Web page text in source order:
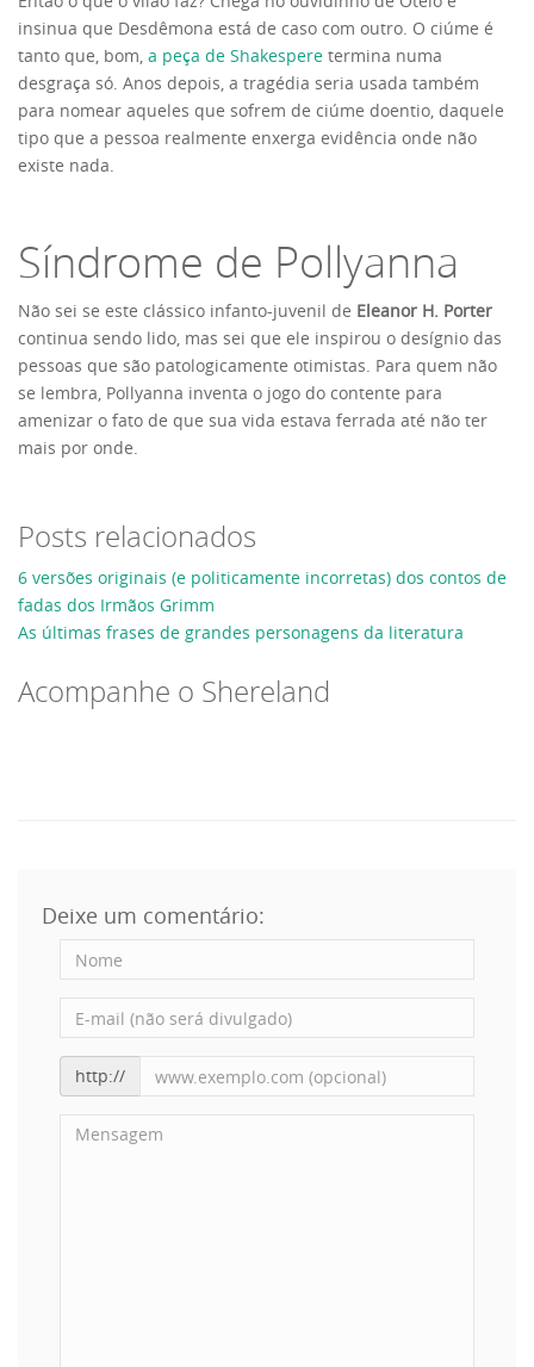
insinua que Desdêmona está de caso com outro. O ciúme é
tanto que, bom, a peça de Shakespere termina numa
desgraça só. Anos depois, a tragédia seria usada também
para nomear aqueles que sofrem de ciúme doentio, daquele
tipo que a pessoa realmente enxerga evidência onde não
existe nada.
Síndrome de Pollyanna
Não sei se este clássico infanto-juvenil de Eleanor H. Porter
continua sendo lido, mas sei que ele inspirou o desígnio das
pessoas que são patologicamente otimistas. Para quem não
se lembra, Pollyanna inventa o jogo do contente para
amenizar o fato de que sua vida estava ferrada até não ter
mais por onde.
Posts relacionados
6 versões originais (e politicamente incorretas) dos contos de
fadas dos Irmãos Grimm
As últimas frases de grandes personagens da literatura
Acompanhe o Shereland
Deixe um comentário:
http://